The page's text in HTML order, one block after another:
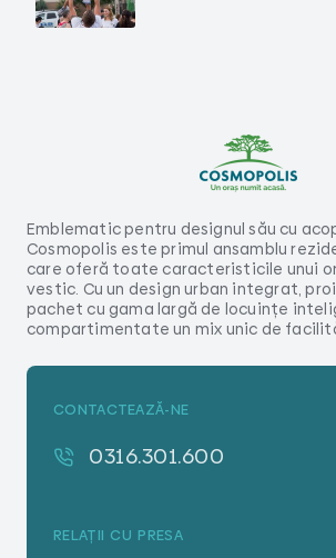
Emblematic pentru designul său cu
Cosmopolis este primul ansamblu
care oferă toate caracteristicile unui
vestic. Cu un design urban integrat,
pachet cu gama largă de locuințe
compartimentate un mix unic de
CONTACTEAZĂ-NE
0316.301.600
RELAȚII CU PRESA